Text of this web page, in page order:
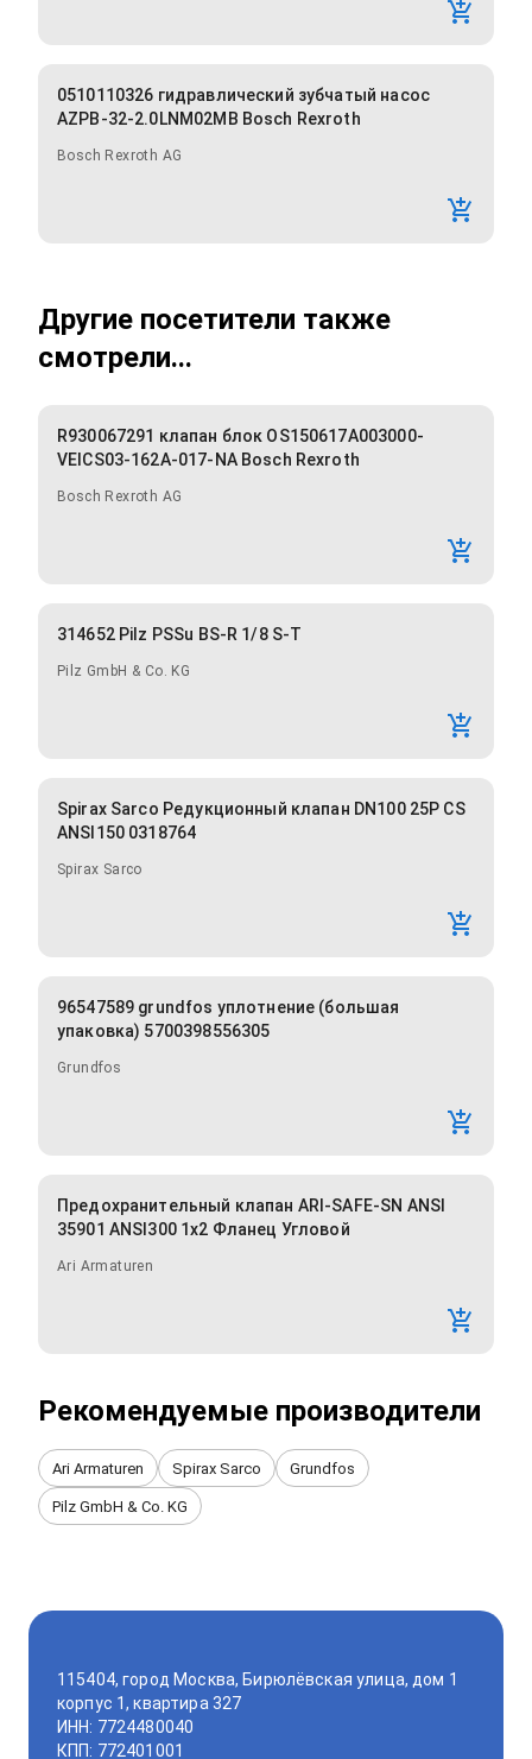
0510110326 гидравлический зубчатый насос
AZPB-32-2.0LNM02MB Bosch Rexroth
Bosch Rexroth AG
Другие посетители также
смотрели...
R930067291 клапан блок OS150617A003000-
VEICS03-162A-017-NA Bosch Rexroth
Bosch Rexroth AG
314652 Pilz PSSu BS-R 1/8 S-T
Pilz GmbH & Co. KG
Spirax Sarco Редукционный клапан DN100 25P CS
ANSI150 0318764
Spirax Sarco
96547589 grundfos уплотнение (большая
упаковка) 5700398556305
Grundfos
Предохранительный клапан ARI-SAFE-SN ANSI
35901 ANSI300 1x2 Фланец Угловой
Ari Armaturen
Рекомендуемые производители
Ari Armaturen Spirax Sarco Grundfos
Pilz GmbH & Co. KG
115404, город Москва, Бирюлёвская улица, дом 1
корпус 1, квартира 327
ИНН: 7724480040
КПП: 772401001